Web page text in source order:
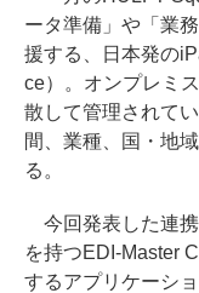
ータ準備」や「業
援する、日本発の
ce）。オンプレミ
散して管理されて
間、業種、国・地
る。
今回発表した連
を持つEDI-Master
するアプリケーシ